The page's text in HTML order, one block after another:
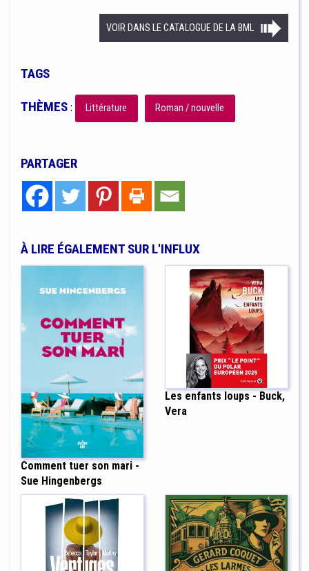
VOIR DANS LE CATALOGUE DE LA BML
TAGS
THÈMES: Littérature Roman / nouvelle
PARTAGER
À LIRE ÉGALEMENT SUR L'INFLUX
Comment tuer son mari -
Sue Hingenbergs
Les enfants loups - Buck,
Vera